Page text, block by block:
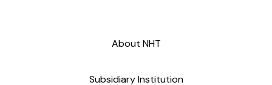
About NHT
Subsidiary Institution